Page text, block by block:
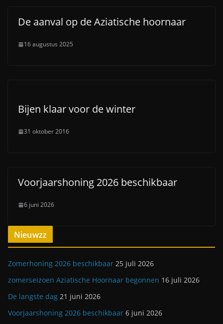
De aanval op de Aziatische hoornaar
16 augustus 2025
Bijen klaar voor de winter
31 oktober 2016
Voorjaarshoning 2026 beschikbaar
6 juni 2026
Nieuwzz
Zomerhoning 2026 beschikbaar 25 juli 2026
zomerseizoen Aziatische Hoornaar begonnen 16 juli 2026
De langste dag 21 juni 2026
Voorjaarshoning 2026 beschikbaar 6 juni 2026